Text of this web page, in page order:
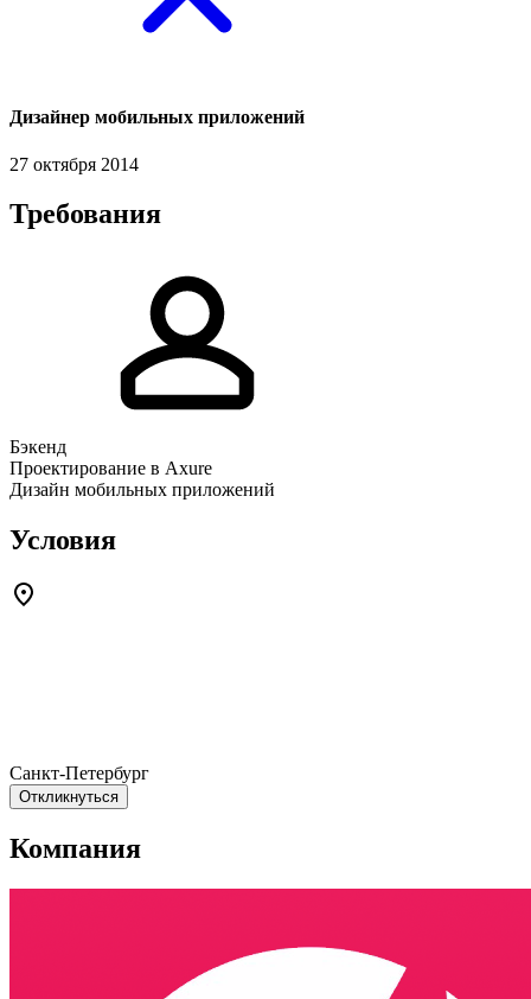
Дизайнер мобильных приложений
27 октября 2014
Требования
Бэкенд
Проектирование в Axure
Дизайн мобильных приложений
Условия
Санкт-Петербург
Откликнуться
Компания